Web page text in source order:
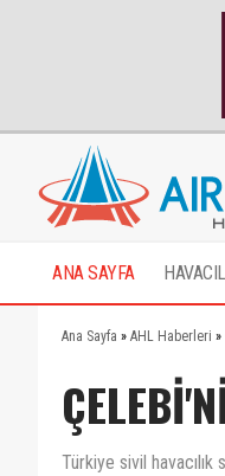
ANA SAYFA
Ana Sayfa » AHL Haberleri »
Türkiye sivil